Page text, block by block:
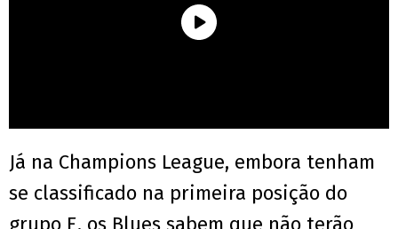
Já na Champions League, embora tenham
se classificado na primeira posição do